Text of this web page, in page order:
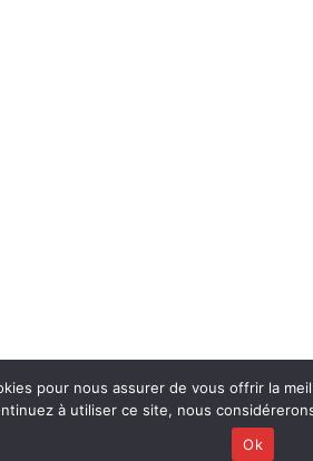
pour nous assurer de vous offrir la
à utiliser ce site, nous
Ok